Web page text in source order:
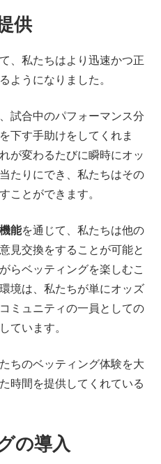
供
、私たちはより迅速かつ正
ようになりました。
試合中のパフォーマンス分
下す手助けをしてくれま
が変わるたびに瞬時にオッ
たりにでき、私たちはその
ことができます。
能を通じて、私たちは他の
見交換をすることが可能と
らベッティングを楽しむこ
境は、私たちが単にオッズ
ミュニティの一員としての
ています。
ちのベッティング体験を大
時間を提供してくれている
の導入